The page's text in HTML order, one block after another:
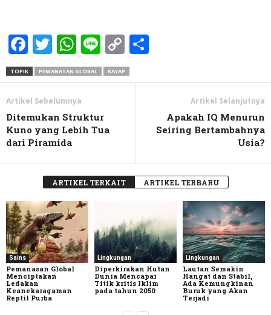
Facebook
Twitter
WhatsApp
LineCopy
Link
TOPIK PEMANASAN GLOBAL RAYAP
Artikel Sebelumnya
Ditemukan Struktur
Kuno yang Lebih Tua
dari Piramida
Artikel Selanjutnya
Apakah IQ Menurun
Seiring Bertambahnya
Usia?
ARTIKEL TERKAIT ARTIKEL TERBARU
Sains
Pemanasan Global
Menciptakan
Ledakan
Keanekaragaman
Reptil Purba
Lingkungan
Diperkirakan Hutan
Dunia Mencapai
Titik kritis Iklim
pada tahun 2050
Lingkungan
Lautan Semakin
Hangat dan Stabil,
Ada Kemungkinan
Buruk yang Akan
Terjadi